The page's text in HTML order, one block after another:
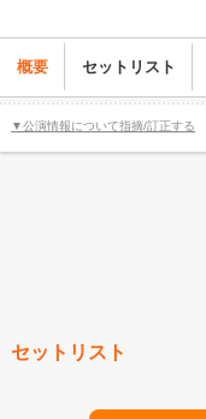
概要 セットリスト
▼公演情報について指摘/訂正する
セットリスト